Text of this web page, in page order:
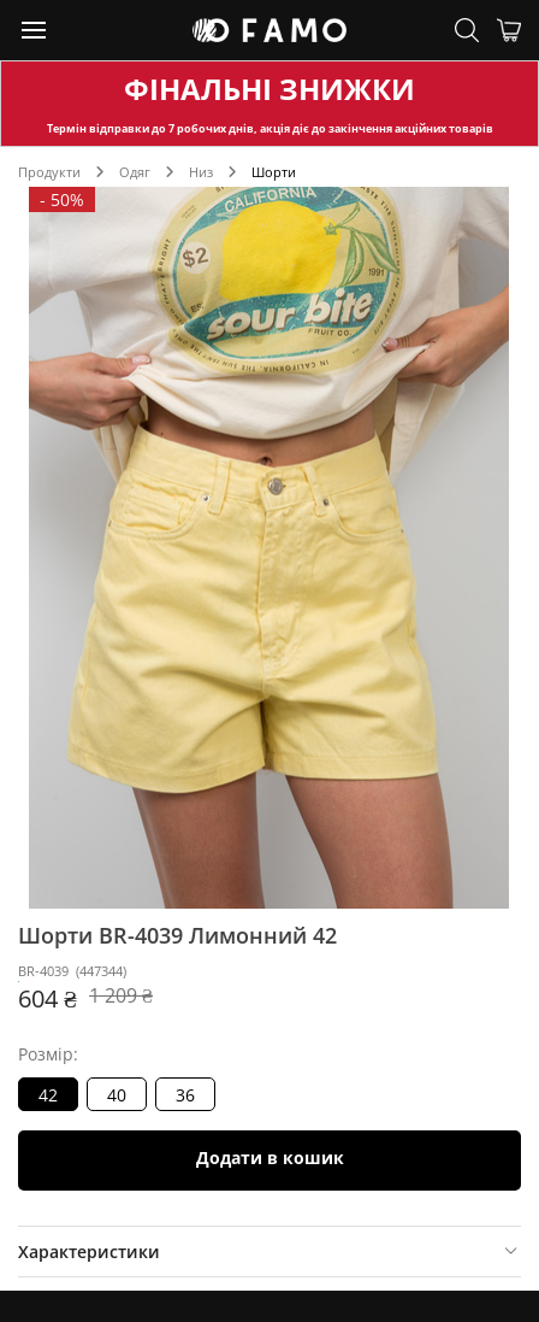
ФІНАЛЬНІ ЗНИЖКИ
Термін відправкидо 7 робочих днів, акція діє до закінчення акційних товарів
Продукти Одяг Низ Шорти
- 50%
Шорти BR-4039 Лимонний 42
BR-4039 (447344)
604 ₴ 1 209 ₴
Розмір:
42
40 36
Додати в кошик
Характеристики